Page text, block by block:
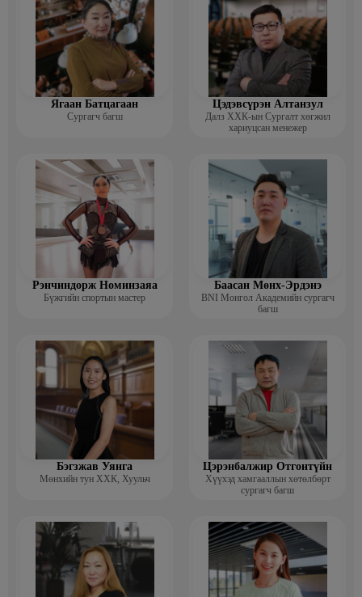
Ягаан Батцагаан
Сургагч багш
Цэдэвсүрэн Алтанзул
Далз ХХК-ын Сургалт хөгжил
хариуцсан менежер
Рэнчиндорж Номинзаяа
Бүжгийн спортын мастер
Баасан Мөнх-Эрдэнэ
BNI Монгол Академийн сургагч
багш
Бэгзжав Уянга
Мөнхийн тун ХХК, Хуульч
Цэрэнбалжир Отгонтүйн
Хүүхэд хамгааллын хөтөлбөрт
сургагч багш